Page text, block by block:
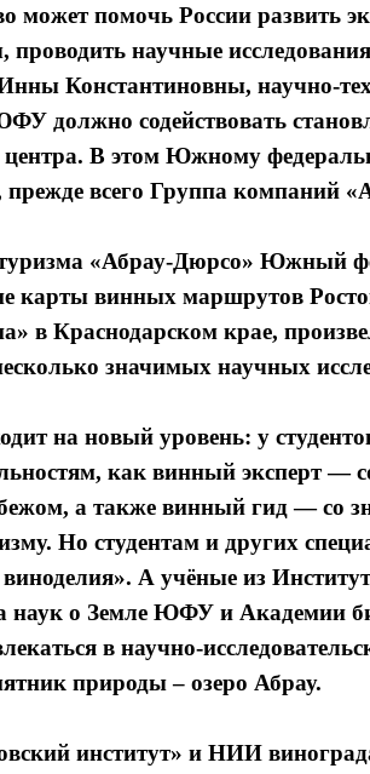
может помочь России развить
проводить научные
Константиновны, научно-
должно содействовать
центра. В этом Южному
всего Группа компаний
«Абрау-Дюрсо» Южный
карты винных маршрутов
в Краснодарском крае,
значимых научных
на новый уровень: у
как винный эксперт —
а также винный гид — со
Но студентам и других
А учёные из
наук о Земле ЮФУ и Академии
в научно-
природы – озеро Абрау.
институт» и НИИ